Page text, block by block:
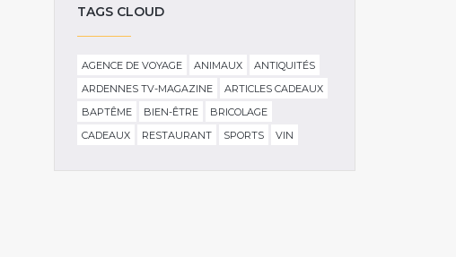
TAGS CLOUD
AGENCE DE VOYAGE ANIMAUX
ANTIQUITÉS
ARDENNES TV-MAGAZINE
ARTICLES CADEAUX
BAPTÊME
BIEN-ÊTRE
BRICOLAGE
CADEAUX
RESTAURANT SPORTS VIN